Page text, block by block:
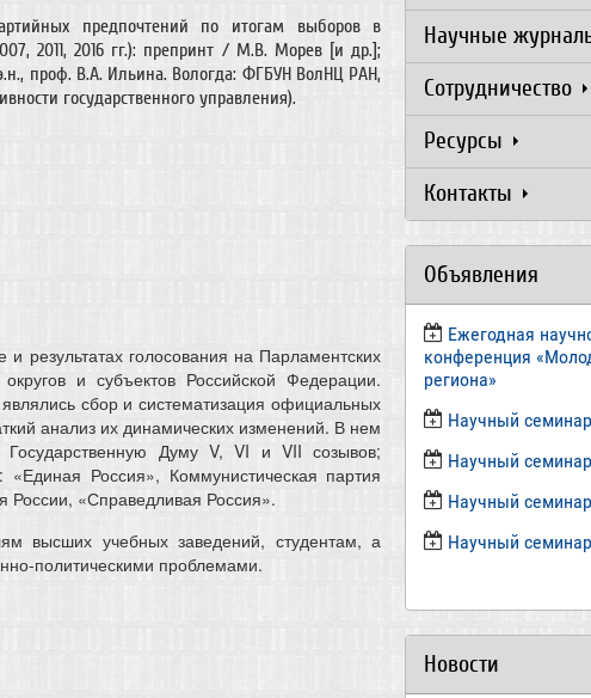
предпочтений по итогам выборов в
2011, 2016 гг.): препринт / М.В. Морев [и др.];
проф. В.А. Ильина. Вологда: ФГБУН ВолНЦ РАН,
государственного управления).
результатах голосования на Парламентских
и субъектов Российской Федерации.
сбор и систематизация официальных
анализ их динамических изменений. В нем
Думу V, VI и VII созывов;
«Единая Россия», Коммунистическая партия
России, «Справедливая Россия».
высших учебных заведений, студентам, а
политическими проблемами.
Научные
Сотрудничество
Ресурсы
Контакты
Объявления
Ежегодная
конференция
региона»
​Научный семинар
​Научный семинар
Научный семинар
​Научный семинар
Новости